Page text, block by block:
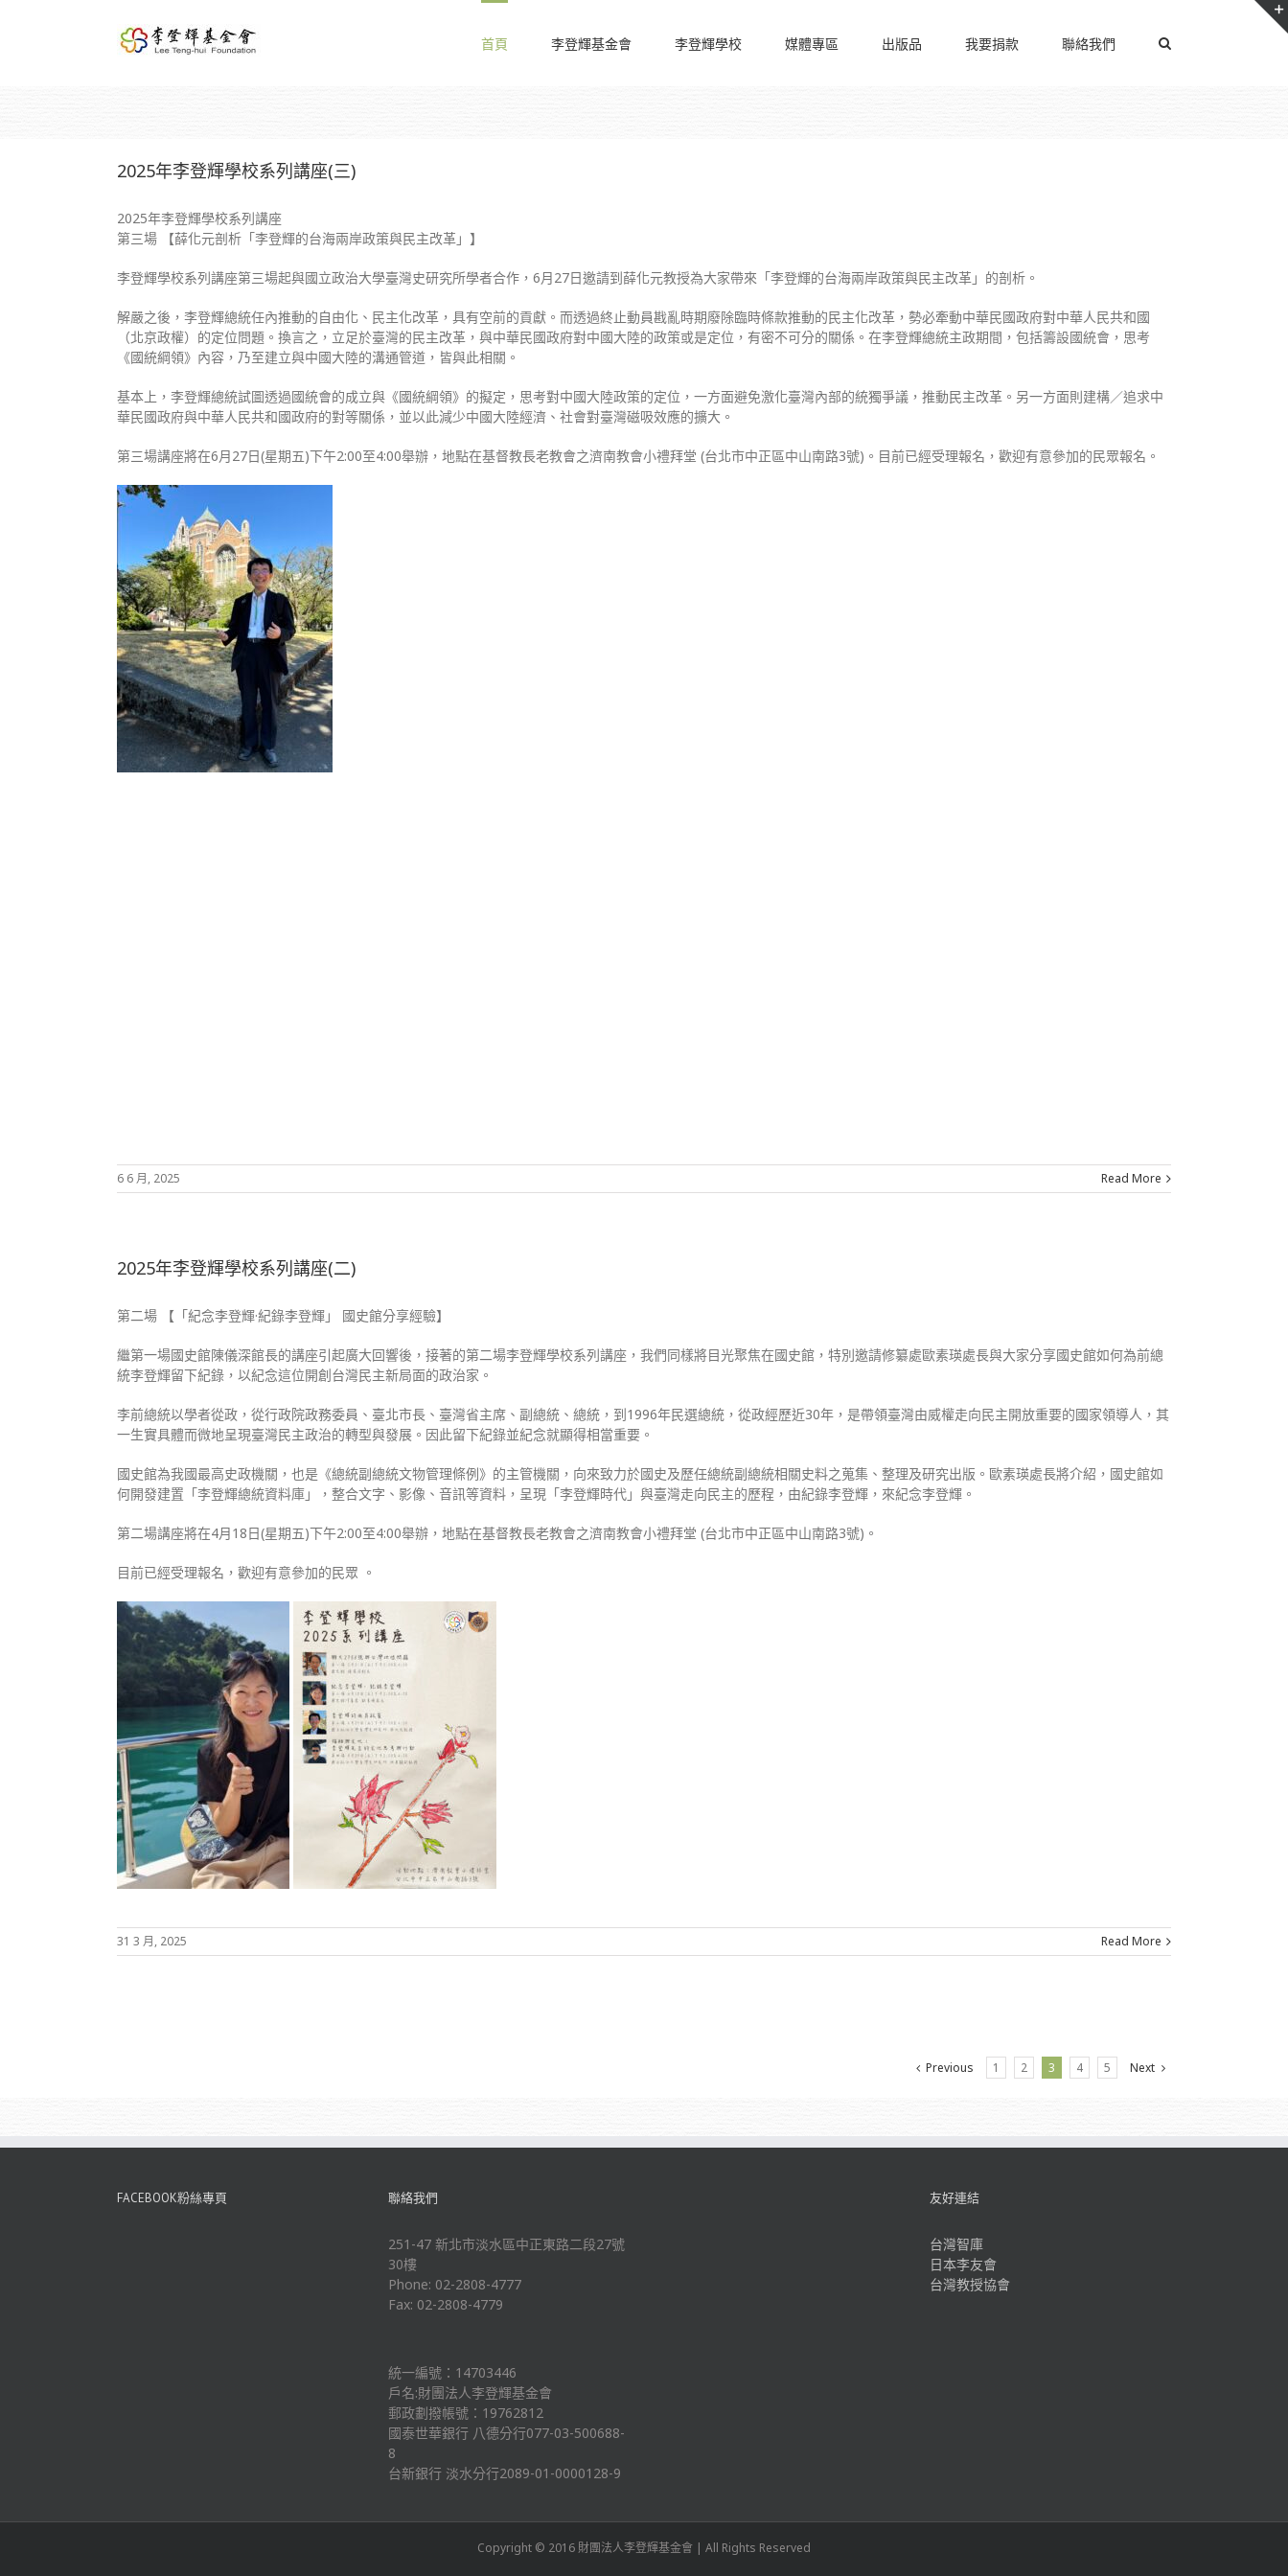
首頁 李登輝基金會 李登輝學校 媒體專區 出版品 我要捐款 聯絡我們
2025年李登輝學校系列講座(三)
2025年李登輝學校系列講座
第三場 【薛化元剖析「李登輝的台海兩岸政策與民主改革」】
李登輝學校系列講座第三場起與國立政治大學臺灣史研究所學者合作，6月27日邀請到薛化元教授為大家帶來「李登輝的台海兩岸政策與民主改革」的剖析。
解嚴之後，李登輝總統任內推動的自由化、民主化改革，具有空前的貢獻。而透過終止動員戡亂時期廢除臨時條款推動的民主化改革，勢必牽動中華民國政府對中華人民共和國
（北京政權）的定位問題。換言之，立足於臺灣的民主改革，與中華民國政府對中國大陸的政策或是定位，有密不可分的關係。在李登輝總統主政期間，包括籌設國統會，思考
《國統綱領》內容，乃至建立與中國大陸的溝通管道，皆與此相關。
基本上，李登輝總統試圖透過國統會的成立與《國統綱領》的擬定，思考對中國大陸政策的定位，一方面避免激化臺灣內部的統獨爭議，推動民主改革。另一方面則建構／追求中
華民國政府與中華人民共和國政府的對等關係，並以此減少中國大陸經濟、社會對臺灣磁吸效應的擴大。
第三場講座將在6月27日(星期五)下午2:00至4:00舉辦，地點在基督教長老教會之濟南教會小禮拜堂 (台北市中正區中山南路3號)。目前已經受理報名，歡迎有意參加的民眾報名。
6 6 月, 2025 Read More
2025年李登輝學校系列講座(二)
第二場 【「紀念李登輝·紀錄李登輝」 國史館分享經驗】
繼第一場國史館陳儀深館長的講座引起廣大回響後，接著的第二場李登輝學校系列講座，我們同樣將目光聚焦在國史館，特別邀請修纂處歐素瑛處長與大家分享國史館如何為前總
統李登輝留下紀錄，以紀念這位開創台灣民主新局面的政治家。
李前總統以學者從政，從行政院政務委員、臺北市長、臺灣省主席、副總統、總統，到1996年民選總統，從政經歷近30年，是帶領臺灣由威權走向民主開放重要的國家領導人，其
一生實具體而微地呈現臺灣民主政治的轉型與發展。因此留下紀錄並紀念就顯得相當重要。
國史館為我國最高史政機關，也是《總統副總統文物管理條例》的主管機關，向來致力於國史及歷任總統副總統相關史料之蒐集、整理及研究出版。歐素瑛處長將介紹，國史館如
何開發建置「李登輝總統資料庫」，整合文字、影像、音訊等資料，呈現「李登輝時代」與臺灣走向民主的歷程，由紀錄李登輝，來紀念李登輝。
第二場講座將在4月18日(星期五)下午2:00至4:00舉辦，地點在基督教長老教會之濟南教會小禮拜堂 (台北市中正區中山南路3號)。
目前已經受理報名，歡迎有意參加的民眾 。
31 3 月, 2025 Read More
Previous 1 2 3 4 5 Next
FACEBOOK粉絲專頁 聯絡我們
251-47 新北市淡水區中正東路二段27號
30樓
Phone: 02-2808-4777
Fax: 02-2808-4779
統一編號：14703446
戶名:財團法人李登輝基金會
郵政劃撥帳號：19762812
國泰世華銀行 八德分行077-03-500688-
8
台新銀行 淡水分行2089-01-0000128-9
友好連結
台灣智庫
日本李友會
台灣教授協會
Copyright © 2016 財團法人李登輝基金會 | All Rights Reserved